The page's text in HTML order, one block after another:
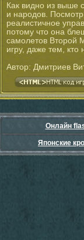
Как видно из выше
и народов.
реалистичное
потому что она
самолетов Второй
игру, даже тем, кто
Автор: Дмитриев
Онлайн
Японские